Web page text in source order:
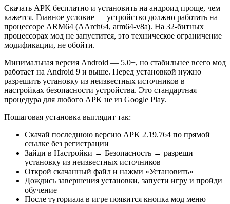
Скачать APK бесплатно и установить на андроид проще, чем
кажется. Главное условие — устройство должно работать на
процессоре ARM64 (AArch64, arm64-v8a). На 32-битных
процессорах мод не запустится, это техническое ограничение
модификации, не обойти.
Минимальная версия Android — 5.0+, но стабильнее всего мод
работает на Android 9 и выше. Перед установкой нужно
разрешить установку из неизвестных источников в
настройках безопасности устройства. Это стандартная
процедура для любого APK не из Google Play.
Пошаговая установка выглядит так:
Скачай последнюю версию APK 2.19.764 по прямой
ссылке без регистрации
Зайди в Настройки → Безопасность → разреши
установку из неизвестных источников
Открой скачанный файл и нажми «Установить»
Дождись завершения установки, запусти игру и пройди
обучение
После туториала в игре появится кнопка мод меню